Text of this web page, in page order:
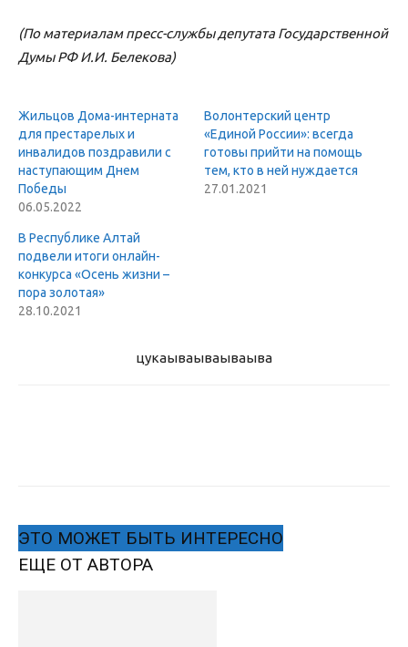
(По материалам пресс-службы депутата Государственной
Думы РФ И.И. Белекова)
Жильцов Дома-интерната
для престарелых и
инвалидов поздравили с
наступающим Днем
Победы
06.05.2022
Волонтерский центр
«Единой России»: всегда
готовы прийти на помощь
тем, кто в ней нуждается
27.01.2021
В Республике Алтай
подвели итоги онлайн-
конкурса «Осень жизни –
пора золотая»
28.10.2021
цукаываываываыва
ЭТО МОЖЕТ БЫТЬ ИНТЕРЕСНО
ЕЩЕ ОТ АВТОРА